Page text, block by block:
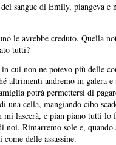
sangue di Emily, piangeva
le avrebbe creduto. Quella
tutti?
cui non ne potevo più delle
andremo in galera
potrà permettersi di
cella, mangiando cibo
lascerà, e pian piano tutti
Rimarremo sole e,
delle assassine.